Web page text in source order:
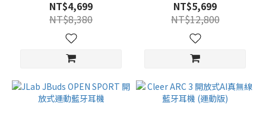
NT$4,699
NT$8,380
NT$5,699
NT$12,800